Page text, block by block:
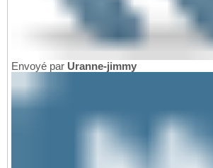
Envoyé par Uranne-jimmy